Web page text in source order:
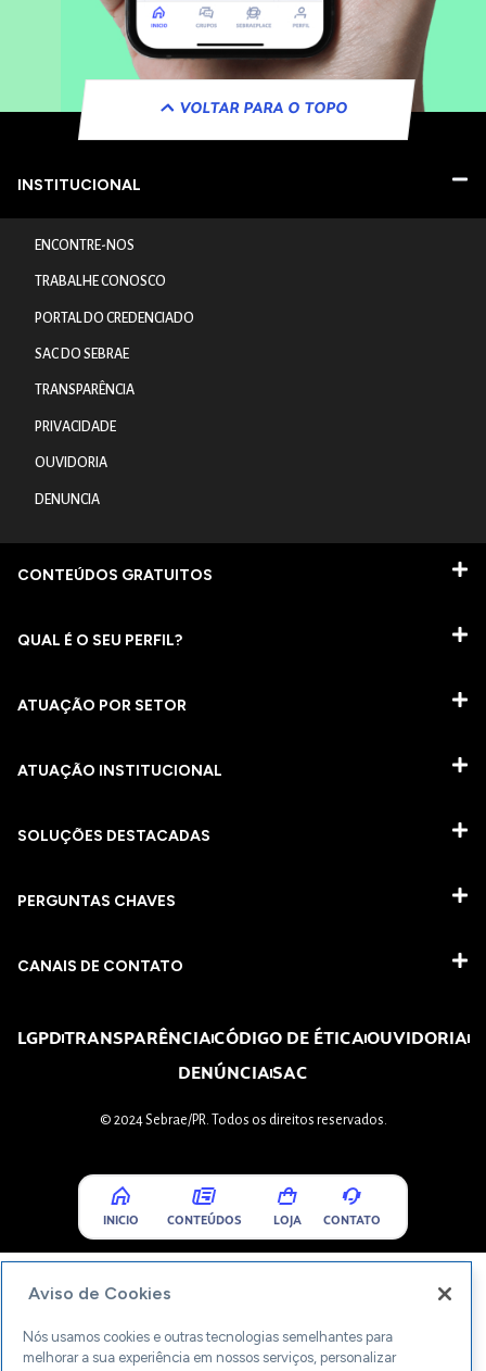
VOLTAR PARA O TOPO
INSTITUCIONAL
ENCONTRE-NOS
TRABALHE CONOSCO
PORTAL DO CREDENCIADO
SAC DO SEBRAE
TRANSPARÊNCIA
PRIVACIDADE
OUVIDORIA
DENUNCIA
CONTEÚDOS GRATUITOS
QUAL É O SEU PERFIL?
ATUAÇÃO POR SETOR
ATUAÇÃO INSTITUCIONAL
SOLUÇÕES DESTACADAS
PERGUNTAS CHAVES​
CANAIS DE CONTATO
LGPDTRANSPARÊNCIACÓDIGO DE ÉTICAOUVIDORIA
DENÚNCIASAC
© 2024 Sebrae/PR. Todos os direitos reservados.
INICIO CONTEÚDOS LOJA CONTATO
Aviso de Cookies
Nós usamos cookies e outras tecnologias semelhantes para
melhorar a sua experiência em nossos serviços, personalizar